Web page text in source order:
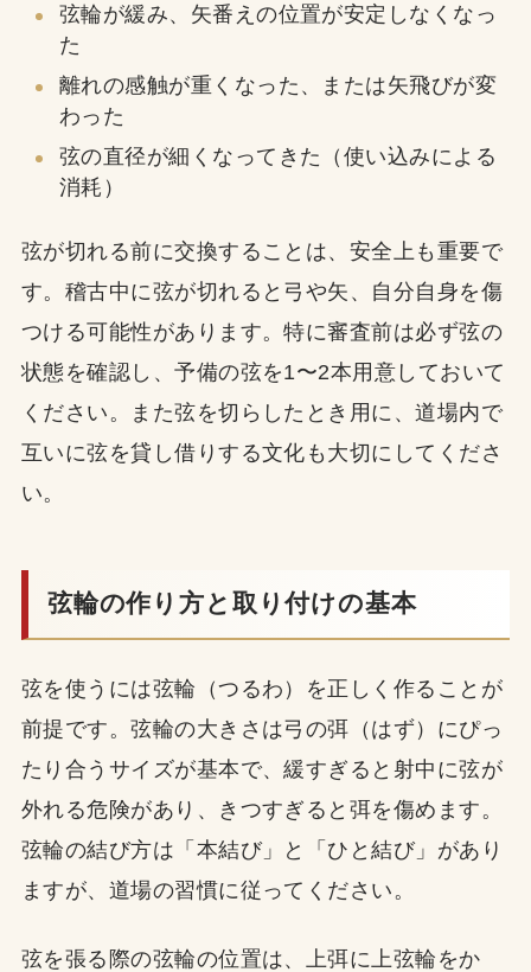
弦輪が緩み、矢番えの位置が安定しなくなっ
た
離れの感触が重くなった、または矢飛びが変
わった
弦の直径が細くなってきた（使い込みによる
消耗）
弦が切れる前に交換することは、安全上も重要で
す。稽古中に弦が切れると弓や矢、自分自身を傷
つける可能性があります。特に審査前は必ず弦の
状態を確認し、予備の弦を1〜2本用意しておいて
ください。また弦を切らしたとき用に、道場内で
互いに弦を貸し借りする文化も大切にしてくださ
い。
弦輪の作り方と取り付けの基本
弦を使うには弦輪（つるわ）を正しく作ることが
前提です。弦輪の大きさは弓の弭（はず）にぴっ
たり合うサイズが基本で、緩すぎると射中に弦が
外れる危険があり、きつすぎると弭を傷めます。
弦輪の結び方は「本結び」と「ひと結び」があり
ますが、道場の習慣に従ってください。
弦を張る際の弦輪の位置は、上弭に上弦輪をか